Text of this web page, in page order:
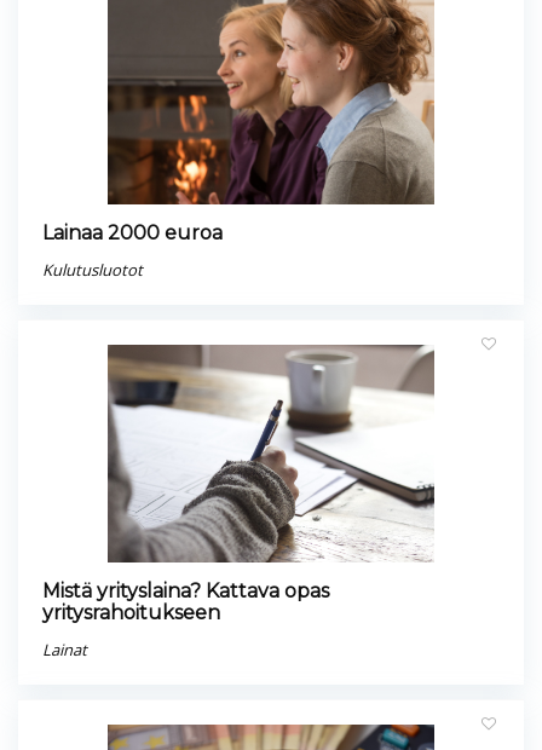
Lainaa 2000 euroa
Kulutusluotot
Mistä yrityslaina? Kattava opas
yritysrahoitukseen
Lainat